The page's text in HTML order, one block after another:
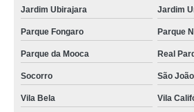
locação de kimono curto valor Vila
locação de kimono tradicional valor Pinheiros
locação de kimono masculino Cidade Patriarca
onde faz locação de kimono preto feminino
onde faz locação de kimono Cidade Líder
Jardim Ubirajara Jardim
Parque Fongaro Parque
Parque da Mooca Real
Socorro São
Vila Bela Vila